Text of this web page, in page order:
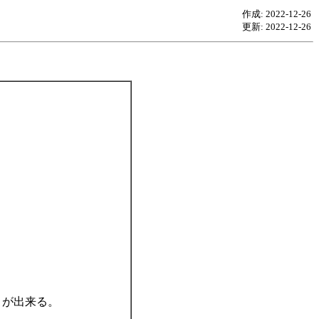
作成: 2022-12-26
更新: 2022-12-26
出来る。